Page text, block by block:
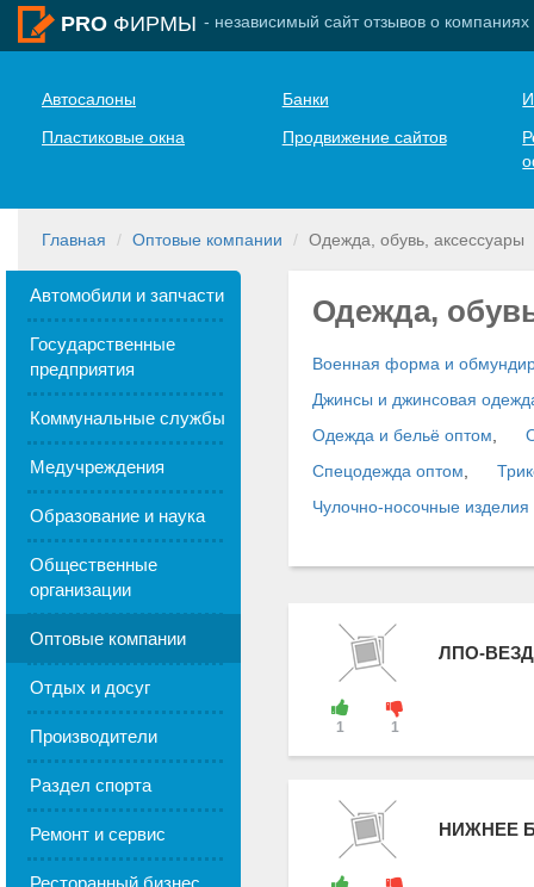
PRO ФИРМЫ - независимый сайт отзывов о компаниях
Автосалоны Банки
Пластиковые окна
Продвижение сайтов
Главная Оптовые компании Одежда, обувь, аксессуары
Автомобили и запчасти
Государственные
предприятия
Коммунальные службы
Медучреждения
Образование и наука
Общественные
организации
Оптовые компании
Отдых и досуг
Производители
Раздел спорта
Ремонт и сервис
Ресторанный бизнес
Одежда,
Военная форма и
Джинсы и джинсовая
Одежда и бельё оптом
Спецодежда оптом
Чулочно-носочные изделия
1 1
ЛПО-
НИЖНЕЕ